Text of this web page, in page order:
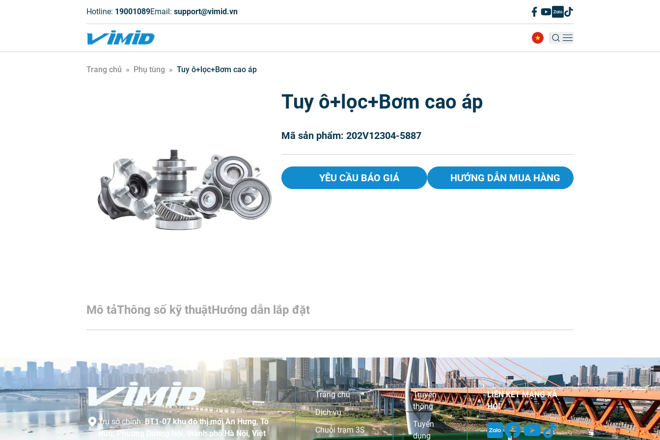
Hotline: 19001089Email: support@vimid.vn
Trang chủ » Phụ tùng » Tuy ô+lọc+Bơm cao áp
Tuy ô+lọc+Bơm cao áp
Mã sản phẩm: 202V12304-5887
YÊU CẦU BÁO GIÁ HƯỚNG DẪN MUA HÀNG
Mô tảThông số kỹ thuậtHướng dẫn lắp đặt
Trụ sở chính:BT1-07 khu đô thị mới An Hưng, Tố
Hữu, Phường Dương Nội, thành phố Hà Nội, Việt
Trang chủ
Dịch vụ
Chuỗi trạm 3S
Truyền
thông
Tuyển
dụng
LIÊN KẾT MẠNG XÃ
HỘI